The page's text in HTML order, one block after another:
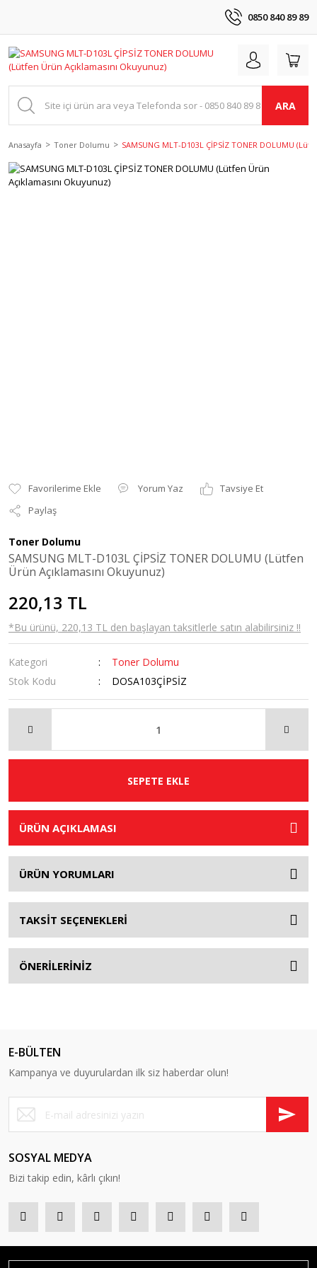
0850 840 89 89
ARA
Anasayfa Toner Dolumu SAMSUNG MLT-D103L ÇİPSİZ TONER DOLUMU
Yorum Yaz
Tavsiye Et
Paylaş
Toner Dolumu
SAMSUNG MLT-D103L ÇİPSİZ TONER DOLUMU (Lütfen
Ürün Açıklamasını Okuyunuz)
220,13 TL
*Bu ürünü, 220,13 TL den başlayan taksitlerle satın alabilirsiniz !!
Kategori
Toner Dolumu
Stok Kodu
DOSA103ÇİPSİZ
SEPETE EKLE
ÜRÜN AÇIKLAMASI
ÜRÜN YORUMLARI
TAKSİT SEÇENEKLERİ
ÖNERİLERİNİZ
E-BÜLTEN
Kampanya ve duyurulardan ilk siz haberdar olun!
SOSYAL MEDYA
Bizi takip edin, kârlı çıkın!